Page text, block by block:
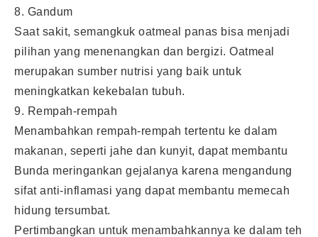
8. Gandum
Saat sakit, semangkuk oatmeal panas bisa menjadi
pilihan yang menenangkan dan bergizi. Oatmeal
merupakan sumber nutrisi yang baik untuk
meningkatkan kekebalan tubuh.
9. Rempah-rempah
Menambahkan rempah-rempah tertentu ke dalam
makanan, seperti jahe dan kunyit, dapat membantu
Bunda meringankan gejalanya karena mengandung
sifat anti-inflamasi yang dapat membantu memecah
hidung tersumbat.
Pertimbangkan untuk menambahkannya ke dalam teh